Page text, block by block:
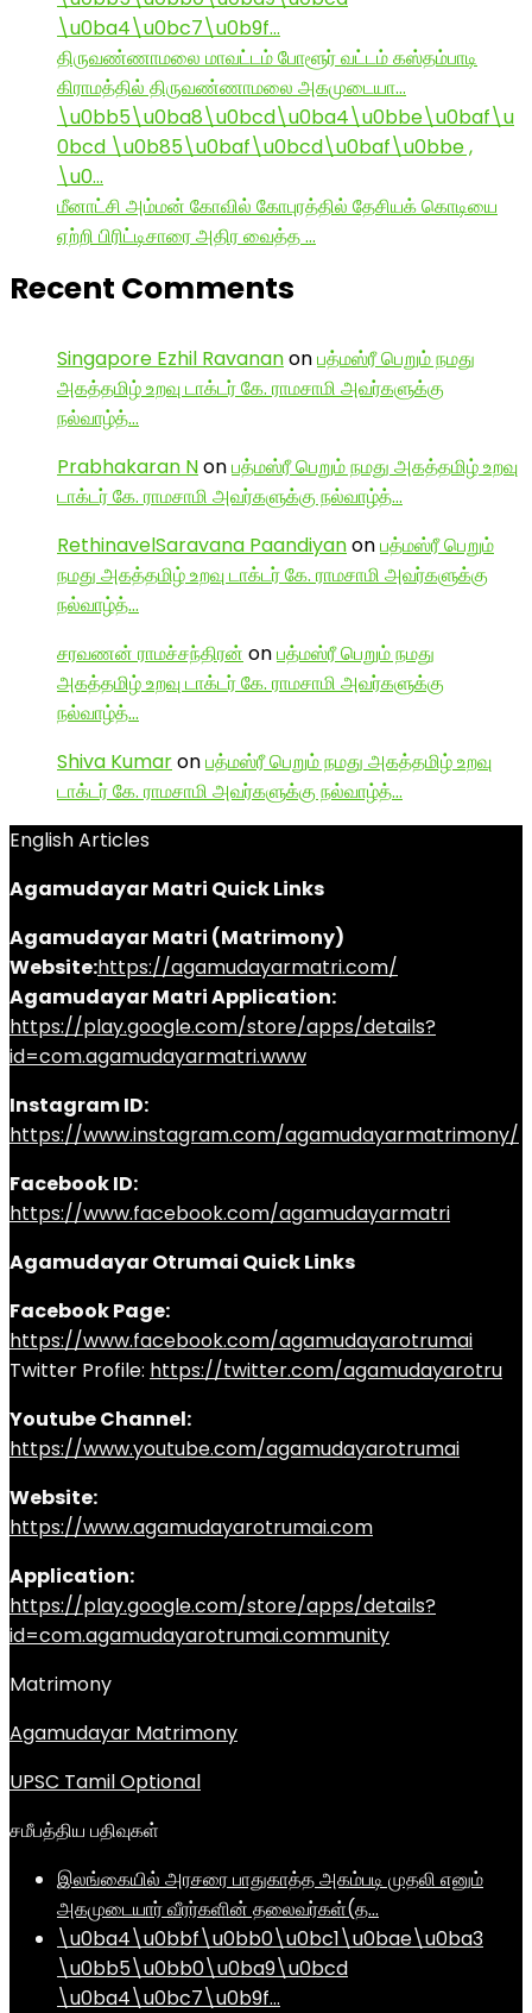
\u0ba4\u0bc7\u0b9f…
திருவண்ணாமலை மாவட்டம் போளூர் வட்டம் கஸ்தம்பாடி
கிராமத்தில் திருவண்ணாமலை அகமுடையா…
\u0bb5\u0ba8\u0bcd\u0ba4\u0bbe\u0baf\u
0bcd \u0b85\u0baf\u0bcd\u0baf\u0bbe ,
\u0…
மீனாட்சி அம்மன் கோவில் கோபுரத்தில் தேசியக் கொடியை
ஏற்றி பிரிட்டிசாரை அதிர வைத்த …
Recent Comments
Singapore Ezhil Ravananonபத்மஸ்ரீ பெறும் நமது
அகத்தமிழ் உறவு டாக்டர் கே. ராமசாமி அவர்களுக்கு
நல்வாழ்த்…
Prabhakaran Nonபத்மஸ்ரீ பெறும் நமது அகத்தமிழ் உறவு
டாக்டர் கே. ராமசாமி அவர்களுக்கு நல்வாழ்த்…
RethinavelSaravana Paandiyanonபத்மஸ்ரீ பெறும்
நமது அகத்தமிழ் உறவு டாக்டர் கே. ராமசாமி அவர்களுக்கு
நல்வாழ்த்…
சரவணன் ராமச்சந்திரன் onபத்மஸ்ரீ பெறும் நமது
அகத்தமிழ் உறவு டாக்டர் கே. ராமசாமி அவர்களுக்கு
நல்வாழ்த்…
Shiva Kumaronபத்மஸ்ரீ பெறும் நமது அகத்தமிழ் உறவு
டாக்டர் கே. ராமசாமி அவர்களுக்கு நல்வாழ்த்…
English Articles
Agamudayar Matri Quick Links
Agamudayar Matri (Matrimony)
Website:https://agamudayarmatri.com/
Agamudayar Matri Application:
https://play.google.com/store/apps/details?
id=com.agamudayarmatri.www
Instagram ID:
https://www.instagram.com/agamudayarmatrimony/
Facebook ID:
https://www.facebook.com/agamudayarmatri
Agamudayar Otrumai Quick Links
Facebook Page:
https://www.facebook.com/agamudayarotrumai
Twitter Profile: https://twitter.com/agamudayarotru
Youtube Channel:
https://www.youtube.com/agamudayarotrumai
Website:
https://www.agamudayarotrumai.com
Application:
https://play.google.com/store/apps/details?
id=com.agamudayarotrumai.community
Matrimony
Agamudayar Matrimony
UPSC Tamil Optional
சமீபத்திய பதிவுகள்
இலங்கையில் அரசரை பாதுகாத்த அகம்படி முதலி எனும்
அகமுடையார் வீரர்களின் தலைவர்கள்(த…
\u0ba4\u0bbf\u0bb0\u0bc1\u0bae\u0ba3
\u0bb5\u0bb0\u0ba9\u0bcd
\u0ba4\u0bc7\u0b9f…